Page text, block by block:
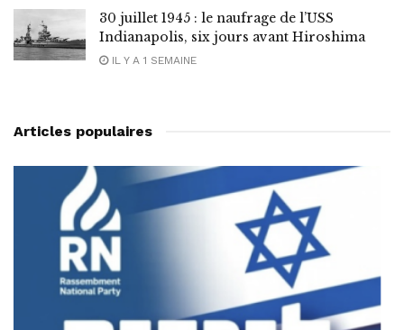
30 juillet 1945 : le naufrage de l’USS
Indianapolis, six jours avant Hiroshima
IL Y A 1 SEMAINE
Articles populaires